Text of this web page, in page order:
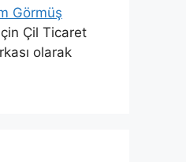
Görmüş
Çil Ticaret
olarak